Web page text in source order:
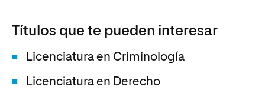
Títulos que te pueden interesar
Licenciatura en Criminología
Licenciatura en Derecho